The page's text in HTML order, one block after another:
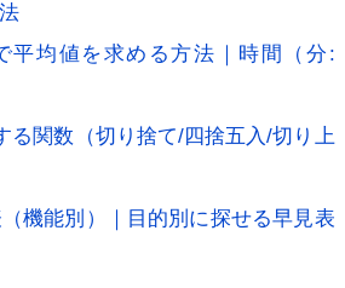
平均値を求める方法｜時間（分:
る関数（切り捨て/四捨五入/切り上
機能別）｜目的別に探せる早見表